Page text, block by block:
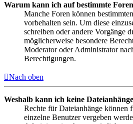
Warum kann ich auf bestimmte
Manche Foren können
vorbehalten sein. Um diese
schreiben oder andere Vorgänge
möglicherweise besondere
Moderator oder Administrator
Berechtigungen.
Nach oben
Weshalb kann ich keine
Rechte für Dateianhänge können
einzelne Benutzer vergeben